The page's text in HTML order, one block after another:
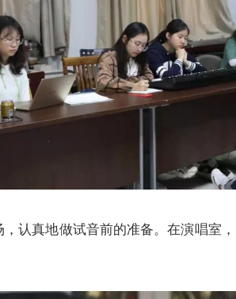
认真地做试音前的准备。在演唱室